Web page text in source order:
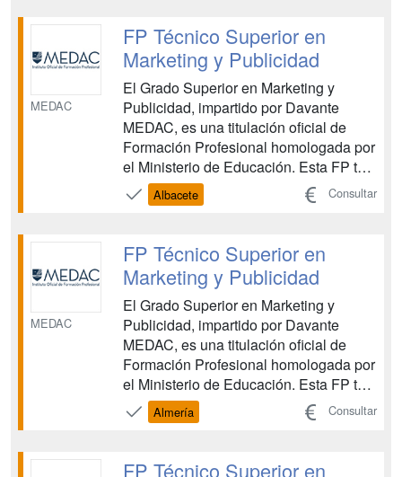
como para dominar las herramientas
comunicativas y digitales esenc...
MEDAC
FP Técnico Superior en
Marketing y Publicidad
El Grado Superior en Marketing y
Publicidad, impartido por Davante
MEDAC, es una titulación oficial de
Formación Profesional homologada por
el Ministerio de Educación. Esta FP te
proporciona las competencias
necesarias para planificar, organizar y
como para dominar las herramientas
comunicativas y digitales esenc...
Albacete Consultar
MEDAC
FP Técnico Superior en
Marketing y Publicidad
El Grado Superior en Marketing y
Publicidad, impartido por Davante
MEDAC, es una titulación oficial de
Formación Profesional homologada por
el Ministerio de Educación. Esta FP te
proporciona las competencias
necesarias para planificar, organizar y
como para dominar las herramientas
Almería Consultar
FP Técnico Superior en